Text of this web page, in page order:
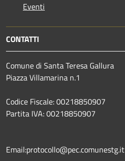
Eventi
CONTATTI
Comune di Santa Teresa Gallura
Piazza Villamarina n.1
Codice Fiscale: 00218850907
Partita IVA: 00218850907
Email:protocollo@pec.comunestg.it